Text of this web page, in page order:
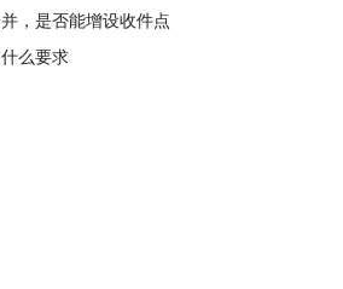
，是否能增设收件点
么要求